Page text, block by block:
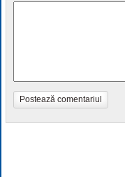
Postează comentariul